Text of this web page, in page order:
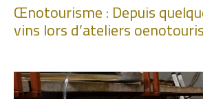
Œnotourisme : Depuis
vins lors d’ateliers